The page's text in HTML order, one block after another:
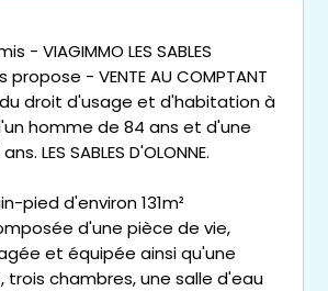
- VIAGIMMO LES SABLES
propose - VENTE AU COMPTANT
droit d'usage et d'habitation à
homme de 84 ans et d'une
LES SABLES D'OLONNE.
pied d'environ 131m²
d'une pièce de vie,
et équipée ainsi qu'une
trois chambres, une salle d'eau